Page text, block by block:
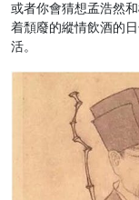
或者你會猜想孟浩然
着頹廢的縱情飲酒的
活。